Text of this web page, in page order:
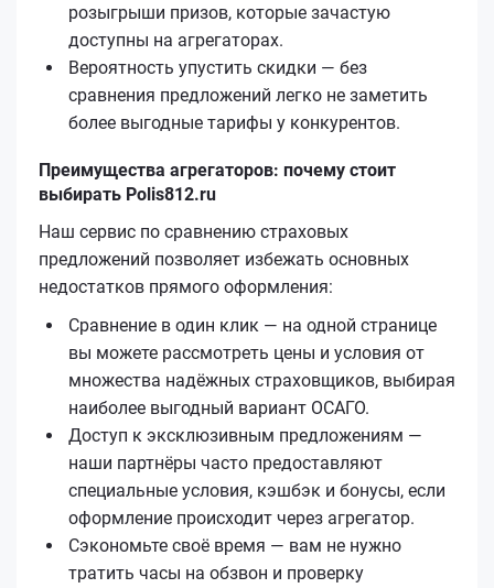
розыгрыши призов, которые зачастую
доступны на агрегаторах.
Вероятность упустить скидки — без
сравнения предложений легко не заметить
более выгодные тарифы у конкурентов.
Преимущества агрегаторов: почему стоит
выбирать Polis812.ru
Наш сервис по сравнению страховых
предложений позволяет избежать основных
недостатков прямого оформления:
Сравнение в один клик — на одной странице
вы можете рассмотреть цены и условия от
множества надёжных страховщиков, выбирая
наиболее выгодный вариант ОСАГО.
Доступ к эксклюзивным предложениям —
наши партнёры часто предоставляют
специальные условия, кэшбэк и бонусы, если
оформление происходит через агрегатор.
Сэкономьте своё время — вам не нужно
тратить часы на обзвон и проверку